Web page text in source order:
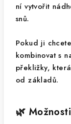
ní vytvořit
snů.
Pokud ji
kombinovat s
překližky,
od základů.
🌿